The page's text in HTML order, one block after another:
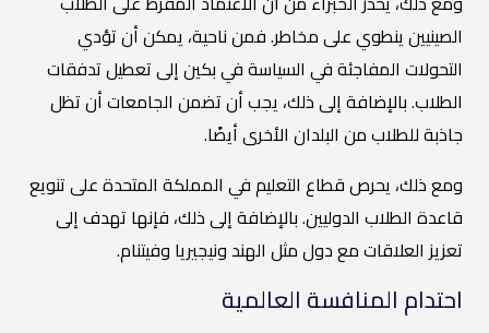
الصينيين ينطوي على مخاطر. فمن ناحية، يمكن أن تؤدي
التحولات المفاجئة في السياسة في بكين إلى تعطيل تدفقات
الطلاب. بالإضافة إلى ذلك، يجب أن تضمن الجامعات أن تظل
جاذبة للطلاب من البلدان الأخرى أيضًا.
ومع ذلك، يحرص قطاع التعليم في المملكة المتحدة على تنويع
قاعدة الطلاب الدوليين. بالإضافة إلى ذلك، فإنها تهدف إلى
تعزيز العلاقات مع دول مثل الهند ونيجيريا وفيتنام.
احتدام المنافسة العالمية